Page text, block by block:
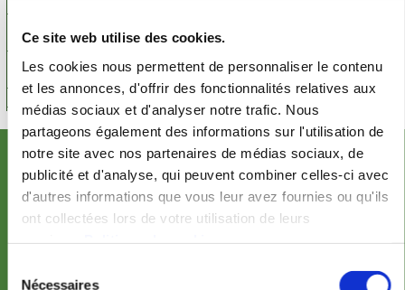
Ce site web utilise des cookies.
Les cookies nous permettent de personnaliser le contenu
et les annonces, d'offrir des fonctionnalités relatives aux
médias sociaux et d'analyser notre trafic. Nous
partageons également des informations sur l'utilisation de
notre site avec nos partenaires de médias sociaux, de
publicité et d'analyse, qui peuvent combiner celles-ci avec
d'autres informations que vous leur avez fournies ou qu'ils
ont collectées lors de votre utilisation de leurs
Nécessaires
LOCATION DE MATÉRIEL
MEMBRES
SUIVEZ-NOUS